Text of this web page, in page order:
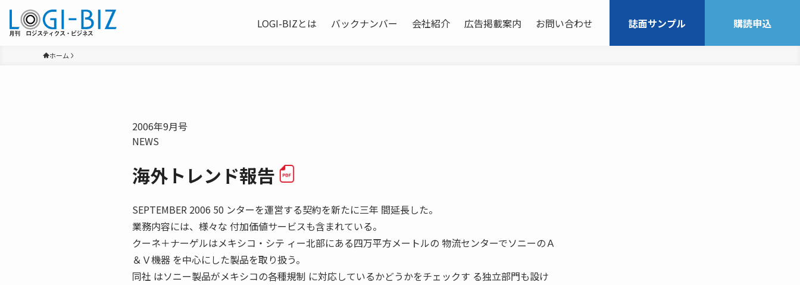
LOGI-BIZとは バックナンバー 会社紹介 広告掲載案内 お問い合わせ 誌面サンプル 購読申込
ホーム
2006年9月号
NEWS
海外トレンド報告
SEPTEMBER 2006 50 ンターを運営する契約を新たに三年 間延長した。
業務内容には、様々な 付加価値サービスも含まれている。
クーネ＋ナーゲルはメキシコ・シテ ィー北部にある四万平方メートルの 物流センターでソニーのＡ
＆Ｖ機器 を中心にした製品を取り扱う。
同社 はソニー製品がメキシコの各種規制 に対応しているかどうかをチェックす る独立部門も設け